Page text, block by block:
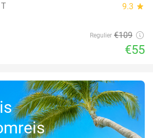
9.3 star
Regulier €109
€55